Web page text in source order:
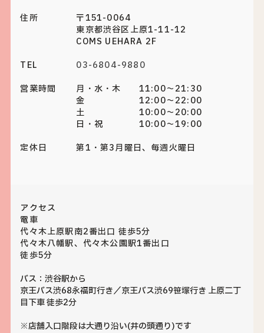
住所
〒151-0064
東京都渋谷区上原1-11-12
COMS UEHARA 2F
TEL
03-6804-9880
営業時間
月・水・木 11:00～21:30
金 12:00～22:00
土 10:00～20:00
日・祝 10:00～19:00
定休日
第1・第3月曜日、毎週火曜日
アクセス
電車
代々木上原駅南2番出口 徒歩5分
代々木八幡駅、代々木公園駅1番出口
徒歩5分
バス：渋谷駅から
京王バス渋68永福町行き／京王バス渋69笹塚行き 上原二丁
目下車 徒歩2分
※店舗入口階段は大通り沿い(井の頭通り)です